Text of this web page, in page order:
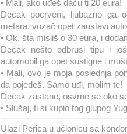
• Mali, ako uđeš daću ti 20 eura!
Dečak pocrveni, ljubazno ga
metara, vozač opet zaustavi
• Ok, šta misliš o 30 eura, i
Dečak nešto odbrusi tipu i
automobil ga opet sustigne i
• Mali, ovo je moja poslednja
da pojedeš. Samo uđi, molim te!
Dečak zastane, osvrne se oko
• Slušaj, ti si kupio tog glupog
Ulazi Perica u učionicu sa